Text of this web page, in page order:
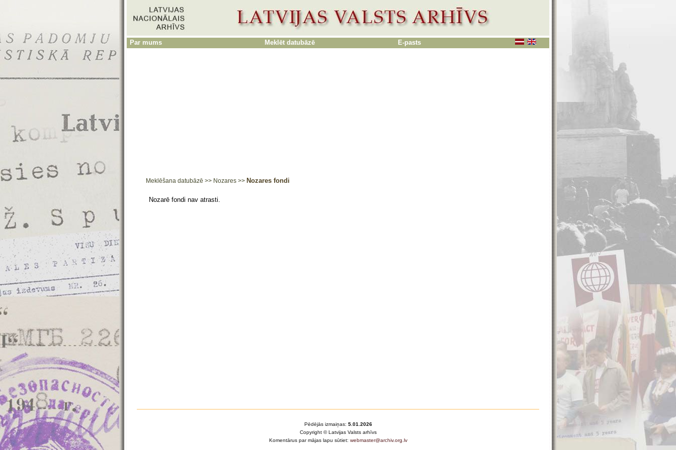
Par mums Meklēt datubāzē E-pasts
Meklēšana datubāzē >> Nozares >> Nozares fondi
Nozarē fondi nav atrasti.
Pēdējās izmaiņas: 5.01.2026
Copyright © Latvijas Valsts arhīvs
Komentārus par mājas lapu sūtiet: webmaster@archiv.org.lv